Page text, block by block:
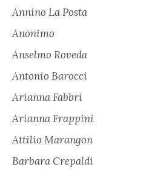
Annino La Posta
Anonimo
Anselmo Roveda
Antonio Barocci
Arianna Fabbri
Arianna Frappini
Attilio Marangon
Barbara Crepaldi